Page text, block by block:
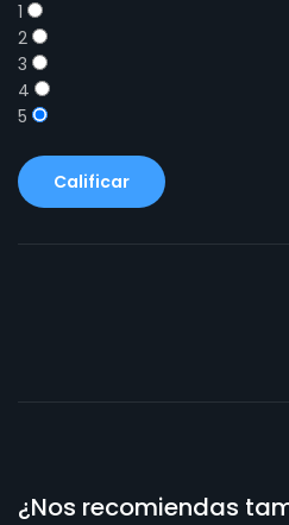
1
2
3
4
5
Calificar
¿Nos recomiendas